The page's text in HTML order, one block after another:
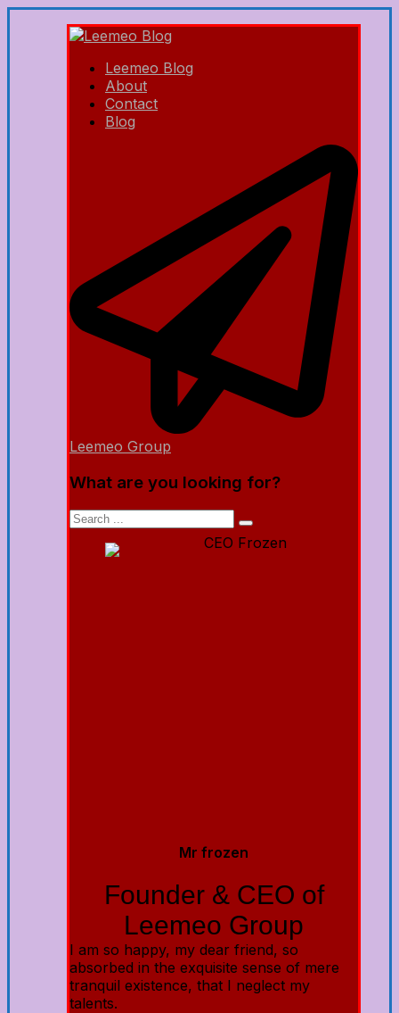
Leemeo Blog
About
Contact
Blog
Leemeo Group
What are you looking for?
Mr frozen
Founder & CEO of
Leemeo Group
I am so happy, my dear friend, so
absorbed in the exquisite sense of mere
tranquil existence, that I neglect my
talents.